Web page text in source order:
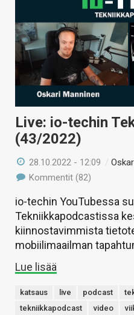
Live: io-techin
(43/2022)
28.10.2022 - 12:09 /
Kommentit (82)
io-techin YouTubessa
Tekniikkapodcastissa
kiinnostavimmista
mobiilimaailman
Lue lisää
katsaus live podcast
tekniikkapodcast
video